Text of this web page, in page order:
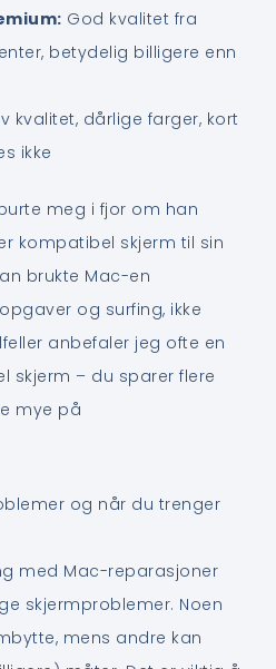
God kvalitet fra
betydelig billigere enn
kvalitet, dårlige farger, kort
ikke
meg i fjor om han
kompatibel skjerm til sin
brukte Mac-en
og surfing, ikke
anbefaler jeg ofte en
skjerm – du sparer flere
mye på
og når du trenger
med Mac-reparasjoner
skjermproblemer. Noen
mens andre kan